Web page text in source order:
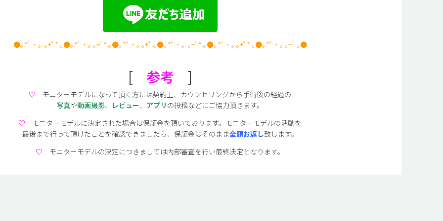
●｡.*ﾟ・｡..｡+ﾟ*.｡●｡.*ﾟ・｡.｡+ﾟ*.｡●｡.*ﾟ・｡.｡+ﾟ.｡●｡.*ﾟ・｡..｡+ﾟ*.｡●｡.*ﾟ・｡.｡+ﾟ*.｡●｡.*ﾟ・｡.｡+ﾟ.｡●
[ 参考 ]
♡
モニターモデルになって頂く方には契約上、カウンセリングから手術後の経過の
写真や動画撮影、 レビュー、 アプリ の投稿などにご協力頂きます。
♡
モニターモデルに決定された場合は保証金を頂いております。モニターモデルの活動を
最後まで行って頂けたことを確認できましたら、保証金はそのまま全額お返し致します。
♡ モニターモデルの決定につきましては内部審査を行い最終決定となります。